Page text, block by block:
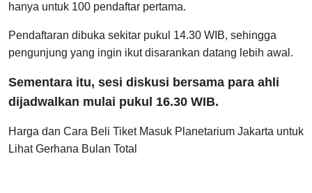
hanya untuk 100 pendaftar pertama.
Pendaftaran dibuka sekitar pukul 14.30 WIB, sehingga
pengunjung yang ingin ikut disarankan datang lebih awal.
Sementara itu, sesi diskusi bersama para ahli
dijadwalkan mulai pukul 16.30 WIB.
Harga dan Cara Beli Tiket Masuk Planetarium Jakarta untuk
Lihat Gerhana Bulan Total